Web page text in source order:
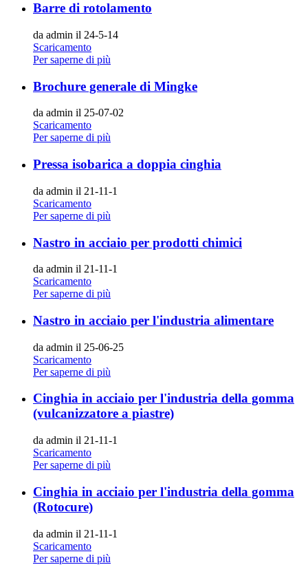
Barre di rotolamento
da admin il 24-5-14
Scaricamento
Per saperne di più
Brochure generale di Mingke
da admin il 25-07-02
Scaricamento
Per saperne di più
Pressa isobarica a doppia cinghia
da admin il 21-11-1
Scaricamento
Per saperne di più
Nastro in acciaio per prodotti chimici
da admin il 21-11-1
Scaricamento
Per saperne di più
Nastro in acciaio per l'industria alimentare
da admin il 25-06-25
Scaricamento
Per saperne di più
Cinghia in acciaio per l'industria della gomma
(vulcanizzatore a piastre)
da admin il 21-11-1
Scaricamento
Per saperne di più
Cinghia in acciaio per l'industria della gomma
(Rotocure)
da admin il 21-11-1
Scaricamento
Per saperne di più